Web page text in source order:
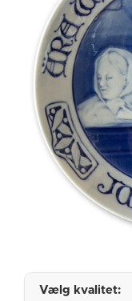
Vælg kvalitet: